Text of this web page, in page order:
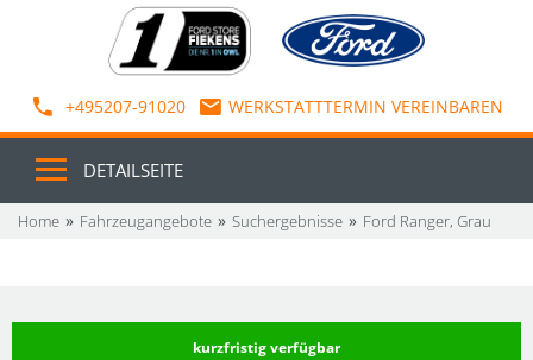
+495207-91020 WERKSTATTTERMIN VEREINBAREN
DETAILSEITE
Home Fahrzeugangebote Suchergebnisse Ford Ranger, Grau
kurzfristig verfügbar